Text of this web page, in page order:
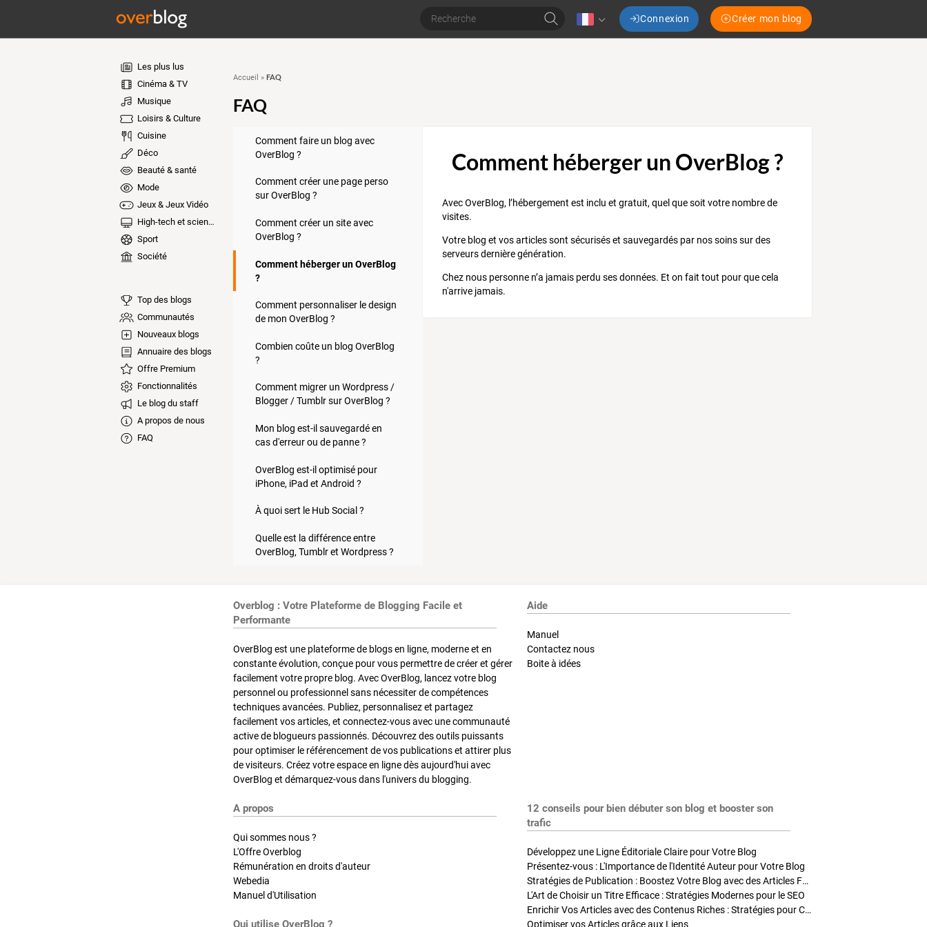
Connexion Créer mon blog
Les plus lus
Cinéma & TV
Musique
Loisirs & Culture
Cuisine
Déco
Beauté & santé
Mode
Jeux & Jeux Vidéo
High-tech et sciences
Sport
Société
Top des blogs
Communautés
Nouveaux blogs
Annuaire des blogs
Offre Premium
Fonctionnalités
Le blog du staff
A propos de nous
FAQ
Accueil » FAQ
FAQ
Comment faire un blog avec
OverBlog ?
Comment créer une page perso
sur OverBlog ?
Comment créer un site avec
OverBlog ?
Comment héberger un OverBlog
?
Comment personnaliser le design
de mon OverBlog ?
Combien coûte un blog OverBlog
?
Comment migrer un Wordpress /
Blogger / Tumblr sur OverBlog ?
Mon blog est-il sauvegardé en
cas d'erreur ou de panne ?
OverBlog est-il optimisé pour
iPhone, iPad et Android ?
À quoi sert le Hub Social ?
Quelle est la différence entre
OverBlog, Tumblr et Wordpress ?
Comment héberger un OverBlog ?
Avec OverBlog, l’hébergement est inclu et gratuit, quel que soit votre nombre de
visites.
Votre blog et vos articles sont sécurisés et sauvegardés par nos soins sur des
serveurs dernière génération.
Chez nous personne n’a jamais perdu ses données. Et on fait tout pour que cela
n'arrive jamais.
Overblog : Votre Plateforme de Blogging Facile et
Performante
OverBlog est une plateforme de blogs en ligne, moderne et en
constante évolution, conçue pour vous permettre de créer et gérer
facilement votre propre blog. Avec OverBlog, lancez votre blog
personnel ou professionnel sans nécessiter de compétences
techniques avancées. Publiez, personnalisez et partagez
facilement vos articles, et connectez-vous avec une communauté
active de blogueurs passionnés. Découvrez des outils puissants
pour optimiser le référencement de vos publications et attirer plus
de visiteurs. Créez votre espace en ligne dès aujourd'hui avec
OverBlog et démarquez-vous dans l'univers du blogging.
Aide
Manuel
Contactez nous
Boite à idées
A propos
Qui sommes nous ?
L'Offre Overblog
Rémunération en droits d'auteur
Webedia
Manuel d'Utilisation
Qui utilise OverBlog ?
12 conseils pour bien débuter son blog et booster son
trafic
Développez une Ligne Éditoriale Claire pour Votre Blog
Présentez-vous : L'Importance de l'Identité Auteur pour Votre Blog
Stratégies de Publication : Boostez Votre Blog avec des Articles Fréquents et Exclusifs
L'Art de Choisir un Titre Efficace : Stratégies Modernes pour le SEO
Enrichir Vos Articles avec des Contenus Riches : Stratégies pour Captiver et Optimiser
Optimiser vos Articles grâce aux Liens